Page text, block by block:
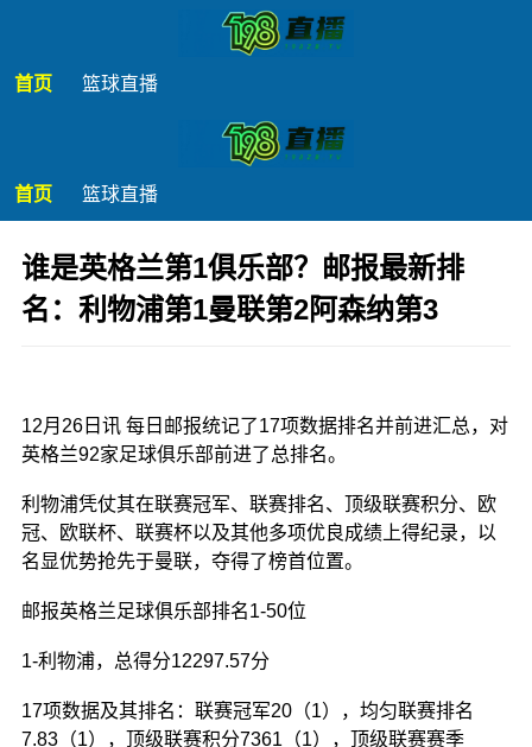
首页 篮球直播
首页 篮球直播
谁是英格兰第1俱乐部？邮报最新排
名：利物浦第1曼联第2阿森纳第3
12月26日讯 每日邮报统记了17项数据排名并前进汇总，对
英格兰92家足球俱乐部前进了总排名。
利物浦凭仗其在联赛冠军、联赛排名、顶级联赛积分、欧
冠、欧联杯、联赛杯以及其他多项优良成绩上得纪录，以
名显优势抢先于曼联，夺得了榜首位置。
邮报英格兰足球俱乐部排名1-50位
1-利物浦，总得分12297.57分
17项数据及其排名：联赛冠军20（1），均匀联赛排名
7.83（1），顶级联赛积分7361（1），顶级联赛赛季